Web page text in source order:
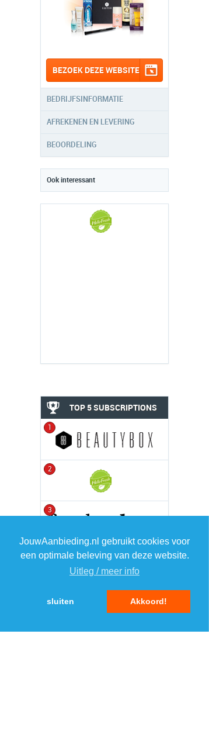
JouwAanbieding.nl gebruikt cookies voor
een optimale beleving van deze website.
Uitleg / meer info
sluiten Akkoord!
BEZOEK DEZE WEBSITE
BEDRIJFSINFORMATIE
AFREKENEN EN LEVERING
BEOORDELING
Ook interessant
TOP 5 SUBSCRIPTIONS
1
2
3
4